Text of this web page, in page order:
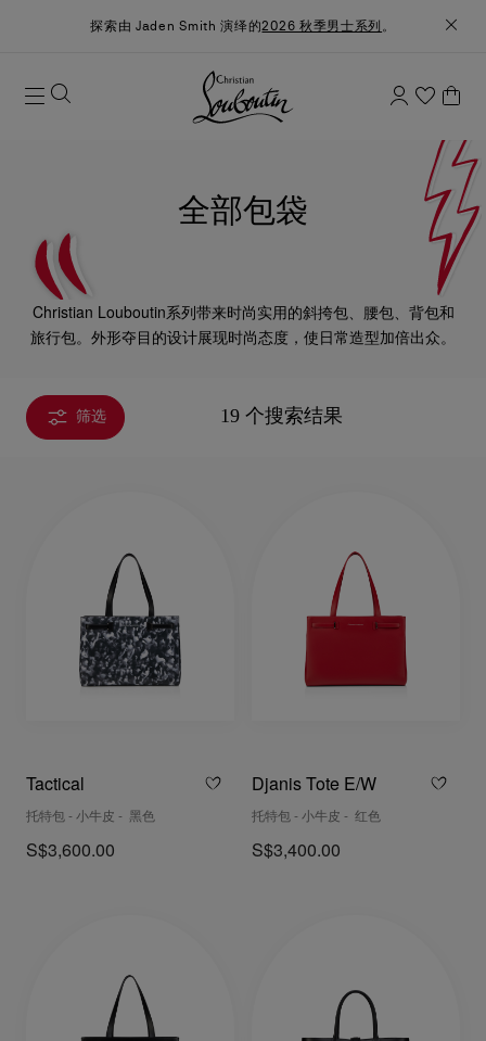
探索由 Jaden Smith 演绎的2026 秋季男士系列 。
全部包袋
Christian Louboutin系列带来时尚实用的斜挎包、腰包、背包和
旅行包。外形夺目的设计展现时尚态度，使日常造型加倍出众。
筛选 19 个搜索结果
Tactical
托特包 - 小牛皮 - 黑色
S$3,600.00
Djanis Tote E/W
托特包 - 小牛皮 - 红色
S$3,400.00